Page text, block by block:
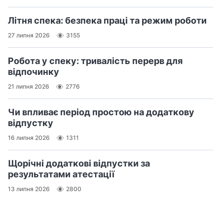
Літня спека: безпека праці та режим роботи
27 липня 2026 3155
Робота у спеку: тривалість перерв для
відпочинку
21 липня 2026 2776
Чи впливає період простою на додаткову
відпустку
16 липня 2026 1311
Щорічні додаткові відпустки за
результатами атестації
13 липня 2026 2800